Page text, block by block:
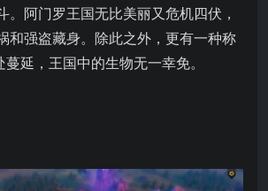
。阿门罗王国无比美丽又危机四伏，
和强盗藏身。除此之外，更有一种称
蔓延，王国中的生物无一幸免。